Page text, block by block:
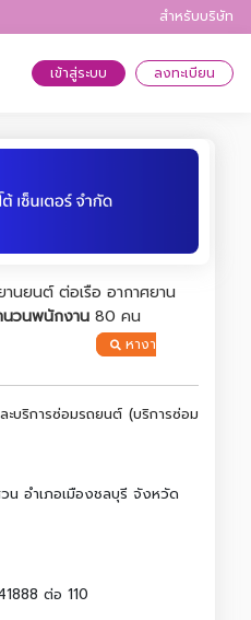
สำหรับบริษัท
เข้าสู่ระบบ ลงทะเบียน
นยนต์ ต่อเรือ อากาศยาน
นวนพนักงาน 80 คน
หางา
บริการซ่อมรถยนต์ (บริการซ่อม
อำเภอเมืองชลบุรี จังหวัด
ต่อ 110